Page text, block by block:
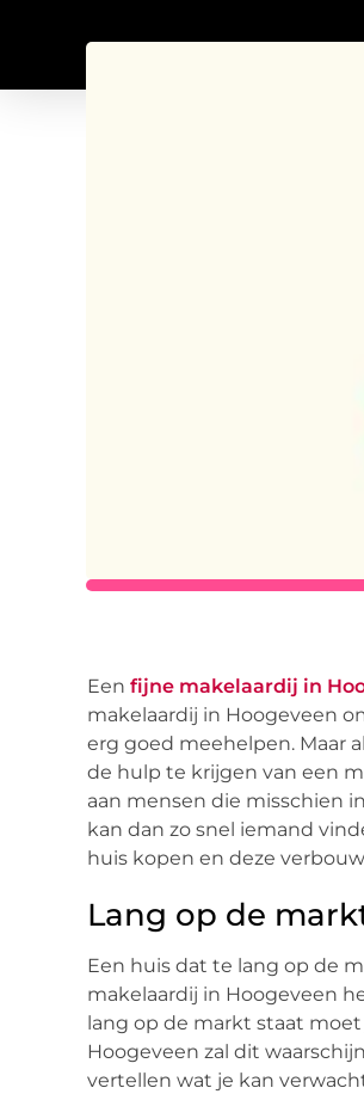
Een fijne makelaardij in
makelaardij in Hoogeveen
erg goed meehelpen. Maar
de hulp te krijgen van een
aan mensen die misschien
kan dan zo snel iemand
huis kopen en deze
Lang op de
Een huis dat te lang op de
makelaardij in Hoogeveen
lang op de markt staat
Hoogeveen zal dit
vertellen wat je kan